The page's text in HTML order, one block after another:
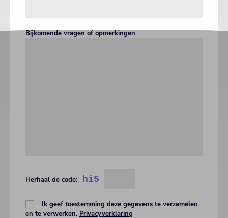
Bijkomende vragen of opmerkingen
Herhaal de code: hi5
Ik geef toestemming deze gegevens te verzamelen
en te verwerken. Privacyverklaring